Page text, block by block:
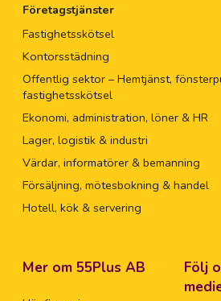
Företagstjänster
Fastighetsskötsel
Kontorsstädning
Offentlig sektor – Hemtjänst,
fastighetsskötsel
Ekonomi, administration, löner & HR
Lager, logistik & industri
Värdar, informatörer & bemanning
Försäljning, mötesbokning & handel
Hotell, kök & servering
Mer om 55Plus AB
Följ